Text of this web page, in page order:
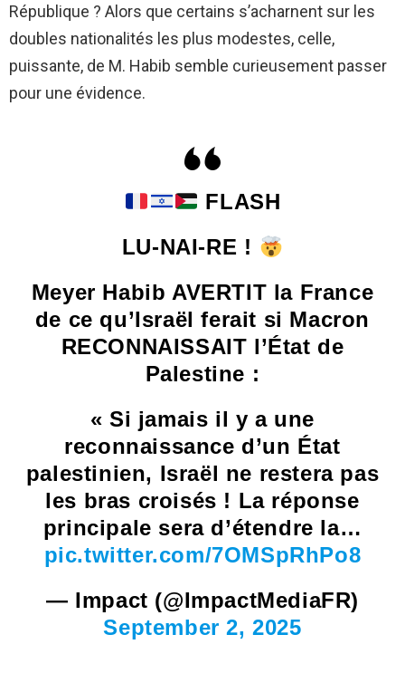
République ? Alors que certains s’acharnent sur les
doubles nationalités les plus modestes, celle,
puissante, de M. Habib semble curieusement passer
pour une évidence.
FLASH
LU-NAI-RE !
Meyer Habib AVERTIT la France
de ce qu’Israël ferait si Macron
RECONNAISSAIT l’État de
Palestine :
« Si jamais il y a une
reconnaissance d’un État
palestinien, Israël ne restera pas
les bras croisés ! La réponse
principale sera d’étendre la…
pic.twitter.com/7OMSpRhPo8
— Impact (@ImpactMediaFR)
September 2, 2025